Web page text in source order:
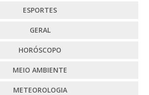
ESPORTES
GERAL
HORÓSCOPO
MEIO AMBIENTE
METEOROLOGIA